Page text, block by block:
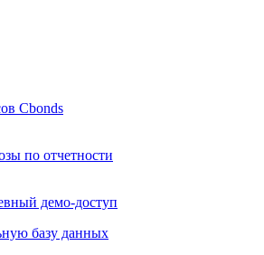
Cbonds
по отчетности
демо-доступ
базу данных